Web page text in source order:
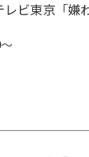
レビ東京「